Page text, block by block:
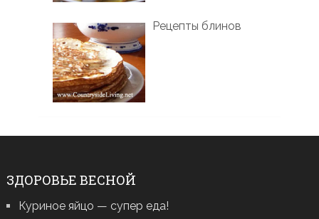
Рецепты блинов
ЗДОРОВЬЕ ВЕСНОЙ
Куриное яйцо — супер еда!